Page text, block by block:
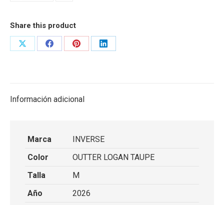
Share this product
Share
Share
Share
Share
Información adicional
Marca
INVERSE
Color
OUTTER LOGAN TAUPE
Talla
M
Año
2026